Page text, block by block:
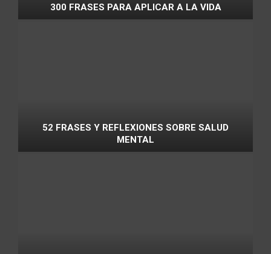
300 FRASES PARA APLICAR A LA VIDA
52 FRASES Y REFLEXIONES SOBRE SALUD
MENTAL